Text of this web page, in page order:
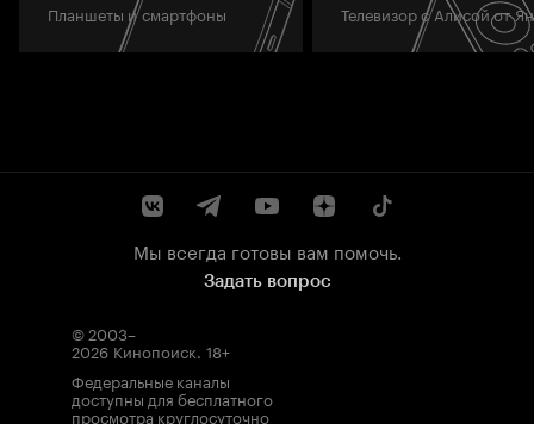
Планшеты и смартфоны Телевизор с Алисой от
Мы всегда готовы вам помочь.
Задать вопрос
© 2003–
2026 Кинопоиск. 18+
Федеральные каналы
доступны для бесплатного
просмотра круглосуточно